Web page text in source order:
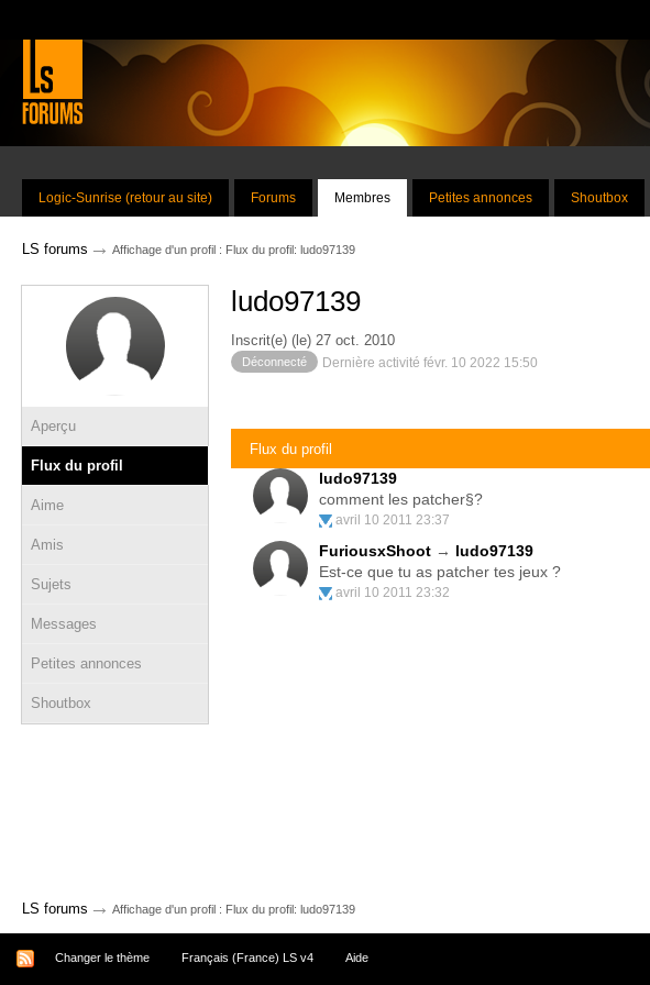
Logic-Sunrise (retour au site) Forums Membres Petites annonces Shoutbox
LS forums → Affichage d'un profil : Flux du profil: ludo97139
Aperçu
Flux du profil
Aime
Amis
Sujets
Messages
Petites annonces
Shoutbox
ludo97139
Inscrit(e) (le) 27 oct. 2010
Déconnecté Dernière activité févr. 10 2022 15:50
Flux du profil
ludo97139
comment les patcher§?
avril 10 2011 23:37
FuriousxShoot → ludo97139
Est-ce que tu as patcher tes jeux ?
avril 10 2011 23:32
LS forums → Affichage d'un profil : Flux du profil: ludo97139
Changer le thème Français (France) LS v4 Aide